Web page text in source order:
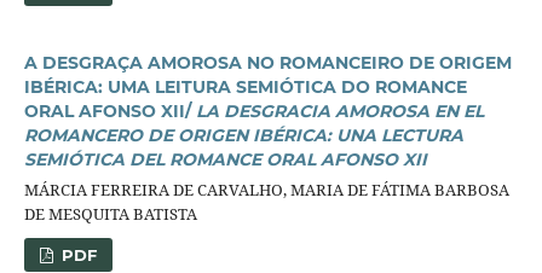
A DESGRAÇA AMOROSA NO ROMANCEIRO DE ORIGEM
IBÉRICA: UMA LEITURA SEMIÓTICA DO ROMANCE
ORAL AFONSO XII/LA DESGRACIA AMOROSA EN EL
ROMANCERO DE ORIGEN IBÉRICA: UNA LECTURA
SEMIÓTICA DEL ROMANCE ORAL AFONSO XII
MÁRCIA FERREIRA DE CARVALHO, MARIA DE FÁTIMA BARBOSA
DE MESQUITA BATISTA
PDF